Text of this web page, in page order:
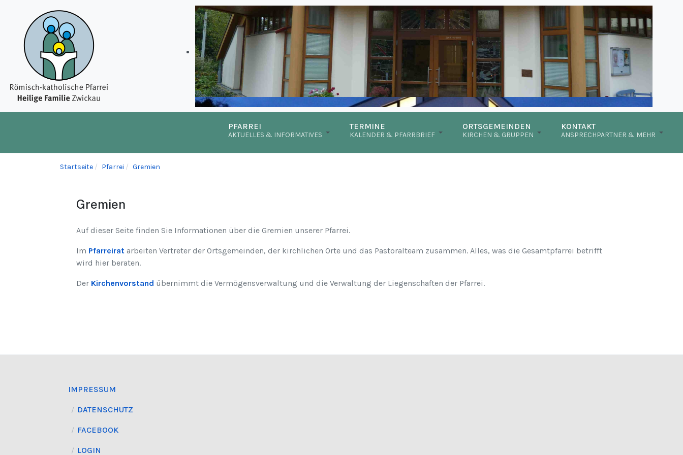
PFARREI
AKTUELLES & INFORMATIVES
TERMINE
KALENDER & PFARRBRIEF
ORTSGEMEINDEN
KIRCHEN & GRUPPEN
KONTAKT
ANSPRECHPARTNER & MEHR
Startseite Pfarrei Gremien
Gremien
Auf dieser Seite finden Sie Informationen über die Gremien unserer Pfarrei.
Im Pfarreirat arbeiten Vertreter der Ortsgemeinden, der kirchlichen Orte und das Pastoralteam zusammen. Alles, was die Gesamtpfarrei betrifft
wird hier beraten.
Der Kirchenvorstand übernimmt die Vermögensverwaltung und die Verwaltung der Liegenschaften der Pfarrei.
IMPRESSUM
DATENSCHUTZ
FACEBOOK
LOGIN